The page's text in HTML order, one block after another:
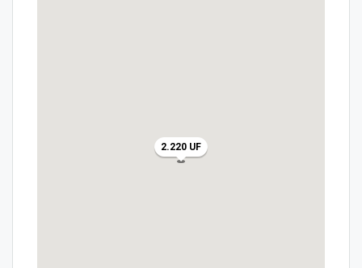
2.220 UF